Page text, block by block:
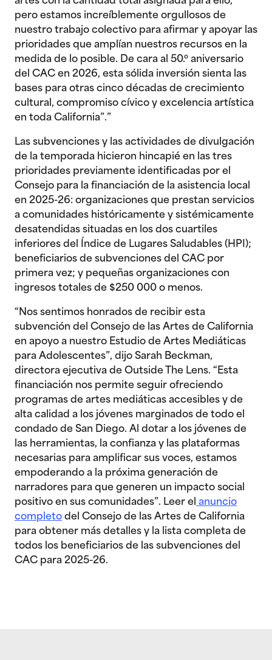
pero estamos increíblemente orgullosos de
nuestro trabajo colectivo para afirmar y apoyar las
prioridades que amplían nuestros recursos en la
medida de lo posible. De cara al 50.º aniversario
del CAC en 2026, esta sólida inversión sienta las
bases para otras cinco décadas de crecimiento
cultural, compromiso cívico y excelencia artística
en toda California”.”
Las subvenciones y las actividades de divulgación
de la temporada hicieron hincapié en las tres
prioridades previamente identificadas por el
Consejo para la financiación de la asistencia local
en 2025-26: organizaciones que prestan servicios
a comunidades históricamente y sistémicamente
desatendidas situadas en los dos cuartiles
inferiores del Índice de Lugares Saludables (HPI);
beneficiarios de subvenciones del CAC por
primera vez; y pequeñas organizaciones con
ingresos totales de $250 000 o menos.
“Nos sentimos honrados de recibir esta
subvención del Consejo de las Artes de California
en apoyo a nuestro Estudio de Artes Mediáticas
para Adolescentes”, dijo Sarah Beckman,
directora ejecutiva de Outside The Lens. “Esta
financiación nos permite seguir ofreciendo
programas de artes mediáticas accesibles y de
alta calidad a los jóvenes marginados de todo el
condado de San Diego. Al dotar a los jóvenes de
las herramientas, la confianza y las plataformas
necesarias para amplificar sus voces, estamos
empoderando a la próxima generación de
narradores para que generen un impacto social
positivo en sus comunidades”. Leer el anuncio
completo del Consejo de las Artes de California
para obtener más detalles y la lista completa de
todos los beneficiarios de las subvenciones del
CAC para 2025-26.